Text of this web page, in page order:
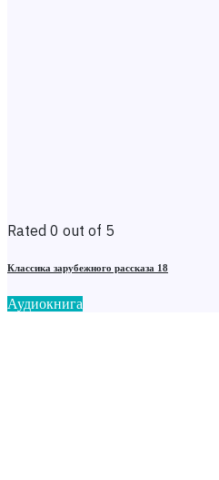
Rated 0 out of 5
Классика зарубежного рассказа 18
Аудиокнига